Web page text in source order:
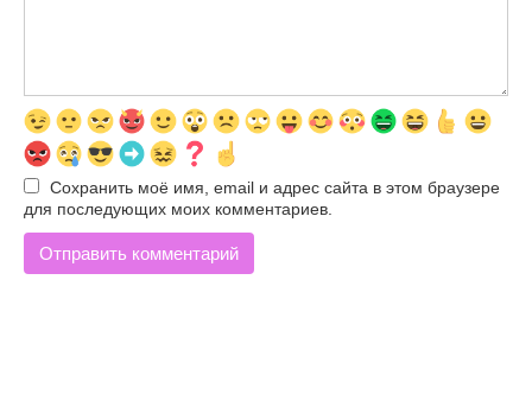
Сохранить моё имя, email и адрес сайта в этом браузере
для последующих моих комментариев.